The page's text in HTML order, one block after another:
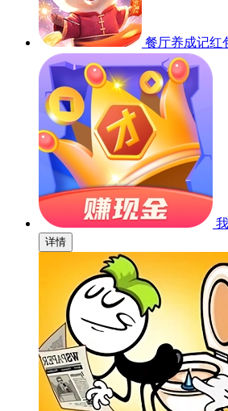
餐厅养成记红
详情